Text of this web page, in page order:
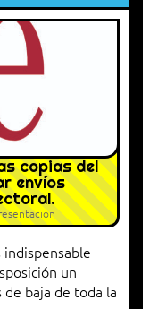
copias del
envíos
indispensable
un
baja de toda la